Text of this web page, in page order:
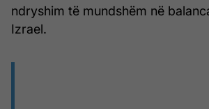
ndryshim të mundshëm në
Izrael.